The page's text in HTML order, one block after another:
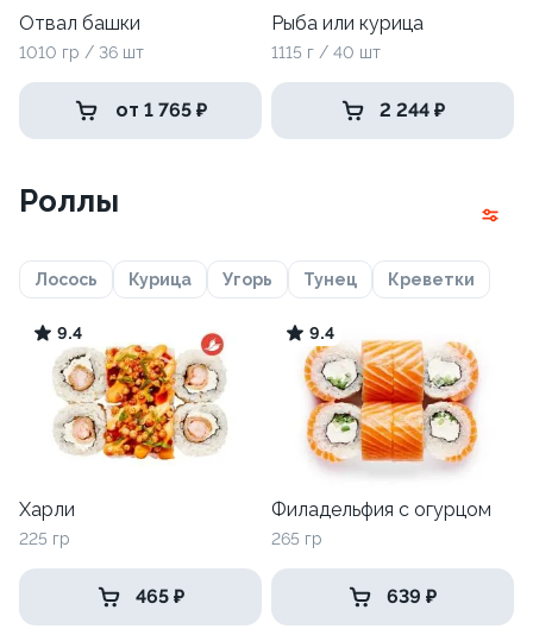
Отвал башки
1010 гр / 36 шт
от 1 765 ₽
Рыба или курица
1115 г / 40 шт
2 244 ₽
Роллы
Лосось Курица Угорь Тунец Креветки
9.4
Харли
225 гр
465 ₽
9.4
Филадельфия с огурцом
265 гр
639 ₽